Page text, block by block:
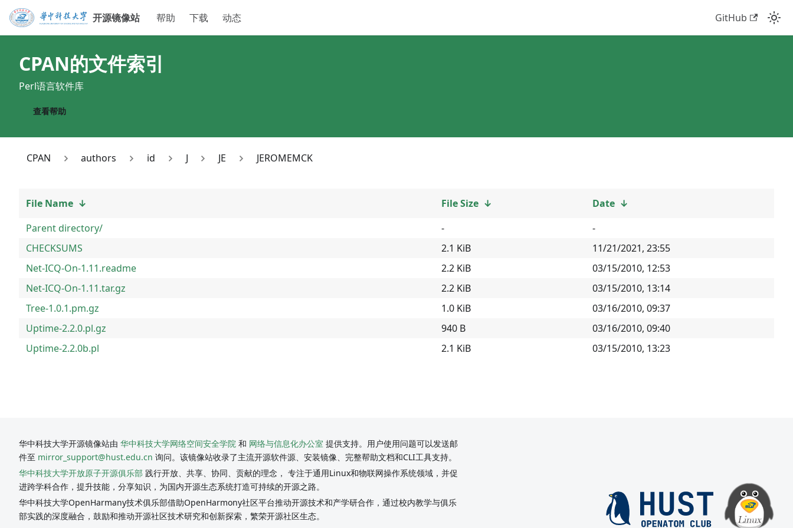
开源镜像站 帮助 下载 动态 GitHub
CPAN的文件索引
Perl语言软件库
查看帮助
CPAN authors id J JE JEROMEMCK
File Name ↓ File Size ↓ Date ↓
Parent directory/
-
-
CHECKSUMS
2.1 KiB
11/21/2021, 23:55
Net-ICQ-On-1.11.readme
2.2 KiB
03/15/2010, 12:53
Net-ICQ-On-1.11.tar.gz
2.2 KiB
03/15/2010, 13:14
Tree-1.0.1.pm.gz
1.0 KiB
03/16/2010, 09:37
Uptime-2.2.0.pl.gz
940 B
03/16/2010, 09:40
Uptime-2.2.0b.pl
2.1 KiB 03/15/2010, 13:23
华中科技大学开源镜像站由 华中科技大学网络空间安全学院 和 网络与信息化办公室 提供支持。用户使用问题可以发送邮
件至 mirror_support@hust.edu.cn 询问。该镜像站收录了主流开源软件源、安装镜像、完整帮助文档和CLI工具支持。
华中科技大学开放原子开源俱乐部 践行开放、共享、协同、贡献的理念， 专注于通用Linux和物联网操作系统领域，并促
进跨学科合作，提升技能，分享知识，为国内开源生态系统打造可持续的开源之路。
华中科技大学OpenHarmany技术俱乐部借助OpenHarmony社区平台推动开源技术和产学研合作，通过校内教学与俱乐
部实践的深度融合，鼓励和推动开源社区技术研究和创新探索，繁荣开源社区生态。